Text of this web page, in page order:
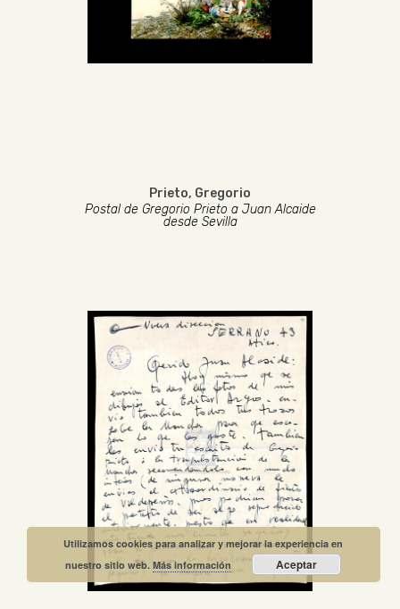
Prieto, Gregorio
Postal de Gregorio Prieto a Juan Alcaide
desde Sevilla
Utilizamos cookies para analizar y mejorar la experiencia en
nuestro sitio web.Más información Aceptar